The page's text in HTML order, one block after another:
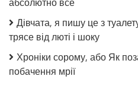
Дівчата, я пишу це з
трясе від люті і шоку
Хроніки сорому, або Як
побачення мрії